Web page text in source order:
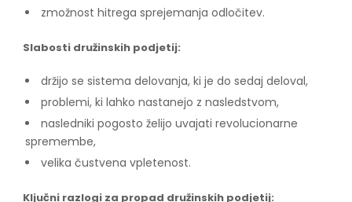
zmožnost hitrega sprejemanja odločitev.
Slabosti družinskih podjetij:
držijo se sistema delovanja, ki je do sedaj deloval,
problemi, ki lahko nastanejo z nasledstvom,
nasledniki pogosto želijo uvajati revolucionarne
spremembe,
velika čustvena vpletenost.
Ključni razlogi za propad družinskih podjetij: